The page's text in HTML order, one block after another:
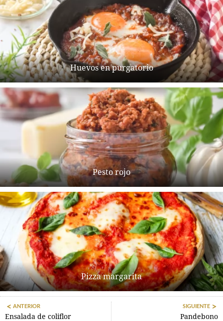
Huevos en purgatorio
Pesto rojo
Pizza margarita
ANTERIOR
Ensalada de coliflor
SIGUIENTE
Pandebono